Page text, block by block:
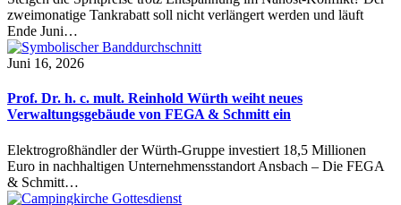
zweimonatige Tankrabatt soll nicht verlängert werden und läuft
Ende Juni…
Juni 16, 2026
Prof. Dr. h. c. mult. Reinhold Würth weiht neues
Verwaltungsgebäude von FEGA & Schmitt ein
Elektrogroßhändler der Würth-Gruppe investiert 18,5 Millionen
Euro in nachhaltigen Unternehmensstandort Ansbach – Die FEGA
& Schmitt…